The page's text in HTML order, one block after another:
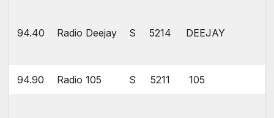
94.40 Radio Deejay S 5214 DEEJAY
94.90 Radio 105 S 5211 105